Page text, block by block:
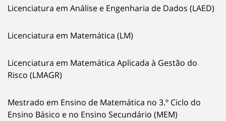
Licenciatura em Análise e Engenharia de Dados (LAED)
Licenciatura em Matemática (LM)
Licenciatura em Matemática Aplicada à Gestão do
Risco (LMAGR)
Mestrado em Ensino de Matemática no 3.º Ciclo do
Ensino Básico e no Ensino Secundário (MEM)